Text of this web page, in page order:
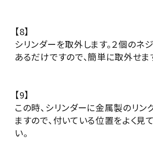
【8】
シリンダーを取外します。２個のネ
あるだけですので、簡単に取外せま
【9】
この時、シリンダーに金属製のリン
ますので、付いている位置をよく見
い。